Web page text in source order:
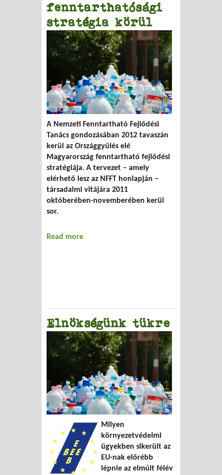
fenntarthatósági
stratégia körül
A Nemzeti Fenntartható Fejlődési
Tanács gondozásában 2012 tavaszán
kerül az Országgyűlés elé
Magyarország fenntartható fejlődési
stratégiája. A tervezet – amely
elérhető lesz az NFFT honlapján –
társadalmi vitájára 2011
októberében-novemberében kerül
sor.
Read more
Elnökségünk tükre
Milyen
környezetvédelmi
ügyekben sikerült az
EU-nak előrébb
lépnie az elmúlt félév